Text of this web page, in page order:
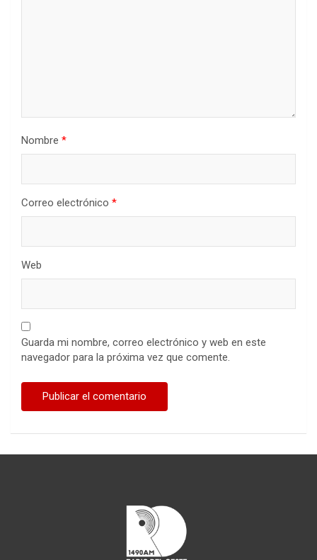
Nombre *
Correo electrónico *
Web
Guarda mi nombre, correo electrónico y web en este
navegador para la próxima vez que comente.